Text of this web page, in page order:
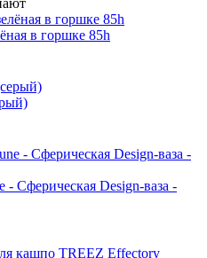
в горшке 85h
Сферическая Design-ваза -